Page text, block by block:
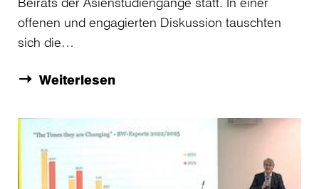
offenen und engagierten Diskussion tauschten
sich die…
Weiterlesen